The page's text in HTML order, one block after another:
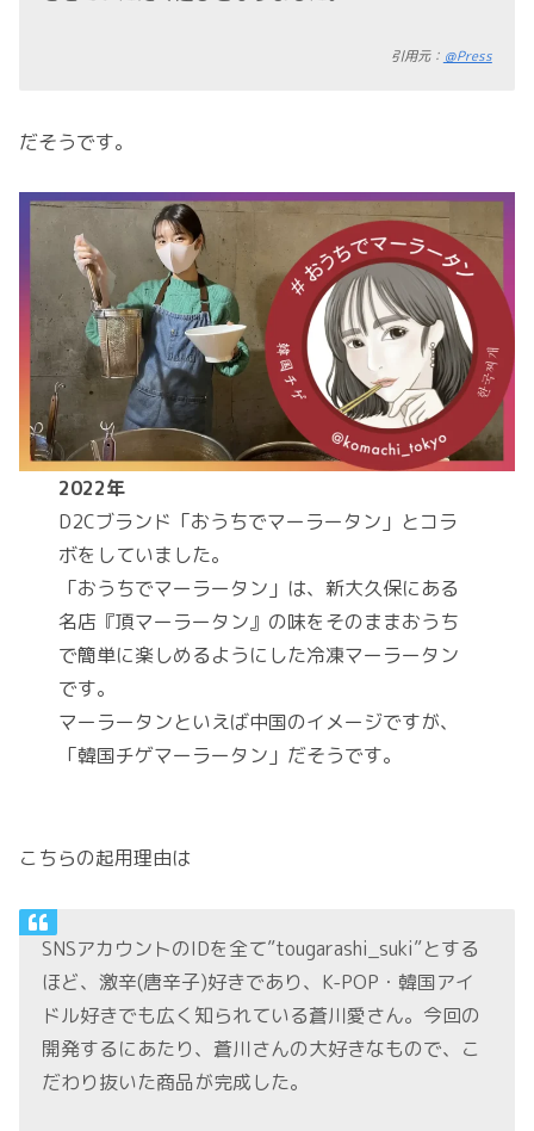
引用元： ＠Press
だそうです。
2022年
D2Cブランド「おうちでマーラータン」とコラ
ボをしていました。
「おうちでマーラータン」は、新大久保にある
名店『頂マーラータン』の味をそのままおうち
で簡単に楽しめるようにした冷凍マーラータン
です。
マーラータンといえば中国のイメージですが、
「韓国チゲマーラータン」だそうです。
こちらの起用理由は
SNSアカウントのIDを全て”tougarashi_suki”とする
ほど、激辛(唐辛子)好きであり、K-POP・韓国アイ
ドル好きでも広く知られている蒼川愛さん。今回の
開発するにあたり、蒼川さんの大好きなもので、こ
だわり抜いた商品が完成した。